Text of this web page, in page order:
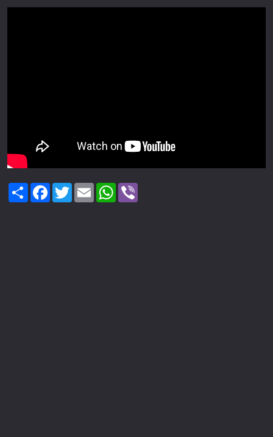
ShareFacebook
TwitterEmail WhatsApp